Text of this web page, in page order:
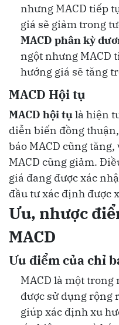
nhưng MACD tiếp
giá sẽ giảm trong
MACD phân kỳ
ngột nhưng MACD
hướng giá sẽ tăng
MACD Hội tụ
MACD hội tụlà hiện
diễn biến đồng
báo MACD cũng
MACD cũng giảm.
giá đang được xác
đầu tư xác định được
Ưu, nhược
MACD
Ưu điểm của chỉ
MACD là một
được sử dụng rộng
giúp xác định xu